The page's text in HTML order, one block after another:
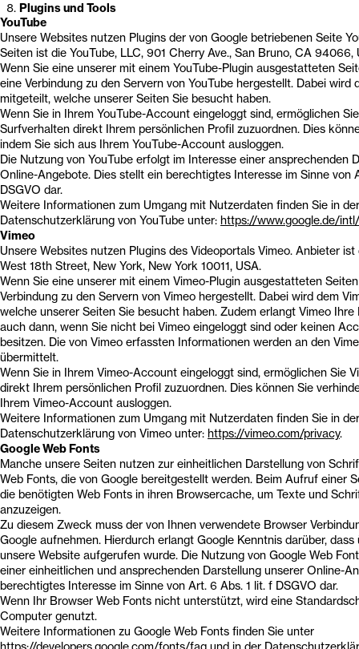
Plugins und Tools
YouTube
Unsere Websites nutzen Plugins der von Google betriebenen Seite
Seiten ist die YouTube, LLC, 901 Cherry Ave., San Bruno, CA 94066,
Wenn Sie eine unserer mit einem YouTube-Plugin ausgestatteten
eine Verbindung zu den Servern von YouTube hergestellt. Dabei wird
mitgeteilt, welche unserer Seiten Sie besucht haben.
Wenn Sie in Ihrem YouTube-Account eingeloggt sind, ermöglichen
Surfverhalten direkt Ihrem persönlichen Profil zuzuordnen. Dies
indem Sie sich aus Ihrem YouTube-Account ausloggen.
Die Nutzung von YouTube erfolgt im Interesse einer ansprechenden
Online-Angebote. Dies stellt ein berechtigtes Interesse im Sinne von
DSGVO dar.
Weitere Informationen zum Umgang mit Nutzerdaten finden Sie in der
Datenschutzerklärung von YouTube unter: https://www.google.de/
Vimeo
Unsere Websites nutzen Plugins des Videoportals Vimeo. Anbieter ist
West 18th Street, New York, New York 10011, USA.
Wenn Sie eine unserer mit einem Vimeo-Plugin ausgestatteten
Verbindung zu den Servern von Vimeo hergestellt. Dabei wird dem
welche unserer Seiten Sie besucht haben. Zudem erlangt Vimeo Ihre
auch dann, wenn Sie nicht bei Vimeo eingeloggt sind oder keinen
besitzen. Die von Vimeo erfassten Informationen werden an den
übermittelt.
Wenn Sie in Ihrem Vimeo-Account eingeloggt sind, ermöglichen Sie
direkt Ihrem persönlichen Profil zuzuordnen. Dies können Sie
Ihrem Vimeo-Account ausloggen.
Weitere Informationen zum Umgang mit Nutzerdaten finden Sie in der
Datenschutzerklärung von Vimeo unter: https://vimeo.com/privacy.
Google Web Fonts
Manche unsere Seiten nutzen zur einheitlichen Darstellung von
Web Fonts, die von Google bereitgestellt werden. Beim Aufruf einer
die benötigten Web Fonts in ihren Browsercache, um Texte und
anzuzeigen.
Zu diesem Zweck muss der von Ihnen verwendete Browser
Google aufnehmen. Hierdurch erlangt Google Kenntnis darüber,
unsere Website aufgerufen wurde. Die Nutzung von Google Web
einer einheitlichen und ansprechenden Darstellung unserer Online-
berechtigtes Interesse im Sinne von Art. 6 Abs. 1 lit. f DSGVO dar.
Wenn Ihr Browser Web Fonts nicht unterstützt, wird eine
Computer genutzt.
Weitere Informationen zu Google Web Fonts finden Sie unter